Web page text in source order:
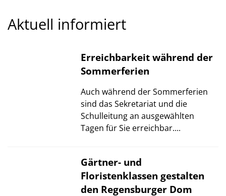
Aktuell informiert
Erreichbarkeit während der
Sommerferien
Auch während der Sommerferien
sind das Sekretariat und die
Schulleitung an ausgewählten
Tagen für Sie erreichbar....
Gärtner- und
Floristenklassen gestalten
den Regensburger Dom